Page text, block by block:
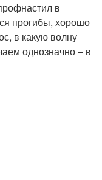
в
прогибы, хорошо
в какую волну
однозначно – в